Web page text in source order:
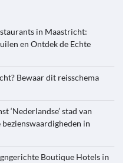
in Maastricht:
en Ontdek de Echte
Bewaar dit reisschema
‘Nederlandse’ stad van
in
Boutique Hotels in